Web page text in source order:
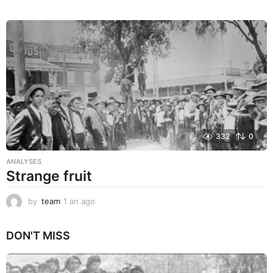
a
g
o
332 0
ANALYSES
Strange fruit
by team 1 an ago
o
DON'T MISS